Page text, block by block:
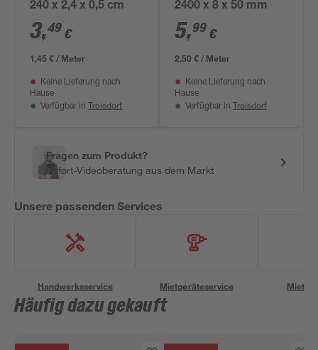
240 x 2,4 x 0,5 cm
3,49 €
1,45 € / Meter
Keine Lieferung nach
Hause
Verfügbar in Troisdorf
2400 x 8 x 50 mm
5,99 €
2,50 € / Meter
Keine Lieferung nach
Hause
Verfügbar in Troisdorf
Fragen zum Produkt?
Sofort-Videoberatung aus dem Markt
Unsere passenden Services
Handwerksservice Mietgeräteservice
Häufig dazu gekauft